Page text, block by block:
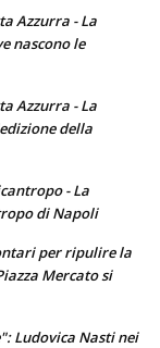
Azzurra - La
nascono le
Azzurra - La
della
- La
di Napoli
per ripulire la
Mercato si
Ludovica Nasti nei